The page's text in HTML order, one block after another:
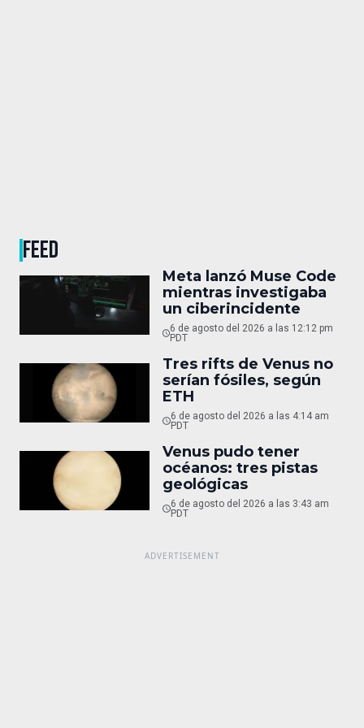
FEED
Meta lanzó Muse Code
mientras investigaba
un ciberincidente
6 de agosto del 2026 a las 12:12 pm
PDT
Tres rifts de Venus no
serían fósiles, según
ETH
6 de agosto del 2026 a las 4:14 am
PDT
Venus pudo tener
océanos: tres pistas
geológicas
6 de agosto del 2026 a las 3:43 am
PDT